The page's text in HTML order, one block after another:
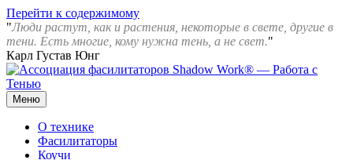
Перейти к содержимому
"Люди растут, как и растения, некоторые в свете, другие в
тени. Есть многие, кому нужна тень, а не свет."
Карл Густав Юнг
Ассоциация фасилитаторов Shadow Work® — Работа с Тенью
Меню
О технике
Фасилитаторы
Коучи